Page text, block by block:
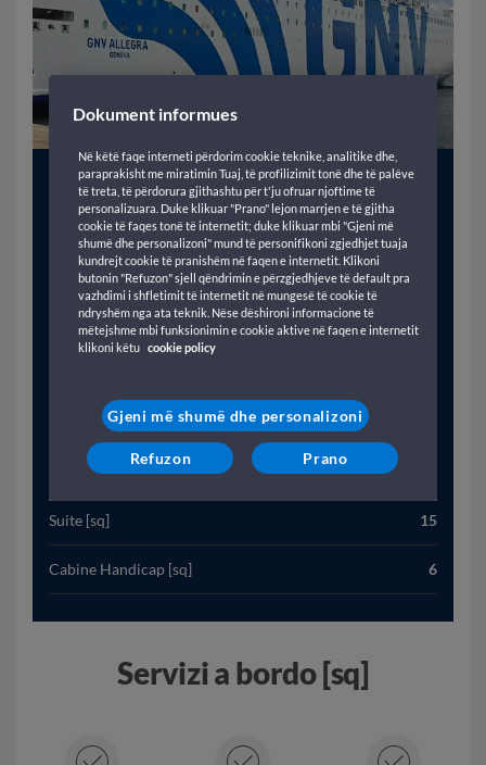
Anno [sq] 1987
Stazza Lorda (T) [sq]
Lunghezza (M) [sq] 1663
Velocità (Kn) [sq] 215
Veicoli [sq]
Cabine [sq]
Suite [sq] 15
Cabine Handicap [sq] 6
Servizi a bordo [sq]
Dokument informues
Në këtë faqe interneti përdorim cookie teknike, analitike dhe,
paraprakisht me miratimin Tuaj, të profilizimit tonë dhe të palëve
të treta, të përdorura gjithashtu për t'ju ofruar njoftime të
personalizuara. Duke klikuar "Prano" lejon marrjen e të gjitha
cookie të faqes tonë të internetit; duke klikuar mbi "Gjeni më
shumë dhe personalizoni" mund të personifikoni zgjedhjet tuaja
kundrejt cookie të pranishëm në faqen e internetit. Klikoni
butonin "Refuzon" sjell qëndrimin e përzgjedhjeve të default pra
vazhdimi i shfletimit të internetit në mungesë të cookie të
ndryshëm nga ata teknik. Nëse dëshironi informacione të
mëtejshme mbi funksionimin e cookie aktive në faqen e internetit
klikoni këtu cookie policy
Gjeni më shumë dhe personalizoni
Refuzon Prano